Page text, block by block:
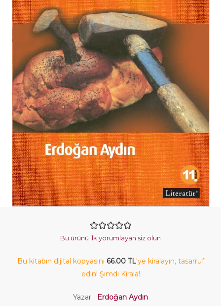
Bu ürünü ilk yorumlayan siz olun
Bu kitabın dijital kopyasını 66.00 TL'ye kiralayın, tasarruf
edin! Şimdi Kirala!
Yazar: Erdoğan Aydın